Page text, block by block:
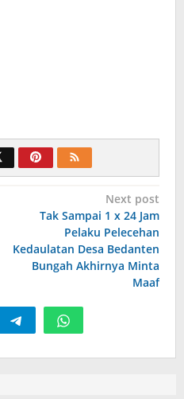
Next post
Tak Sampai 1 x 24 Jam
Pelaku Pelecehan
Kedaulatan Desa Bedanten
Bungah Akhirnya Minta
Maaf